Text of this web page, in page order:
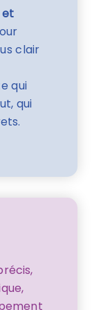
et
clair
qui
qui